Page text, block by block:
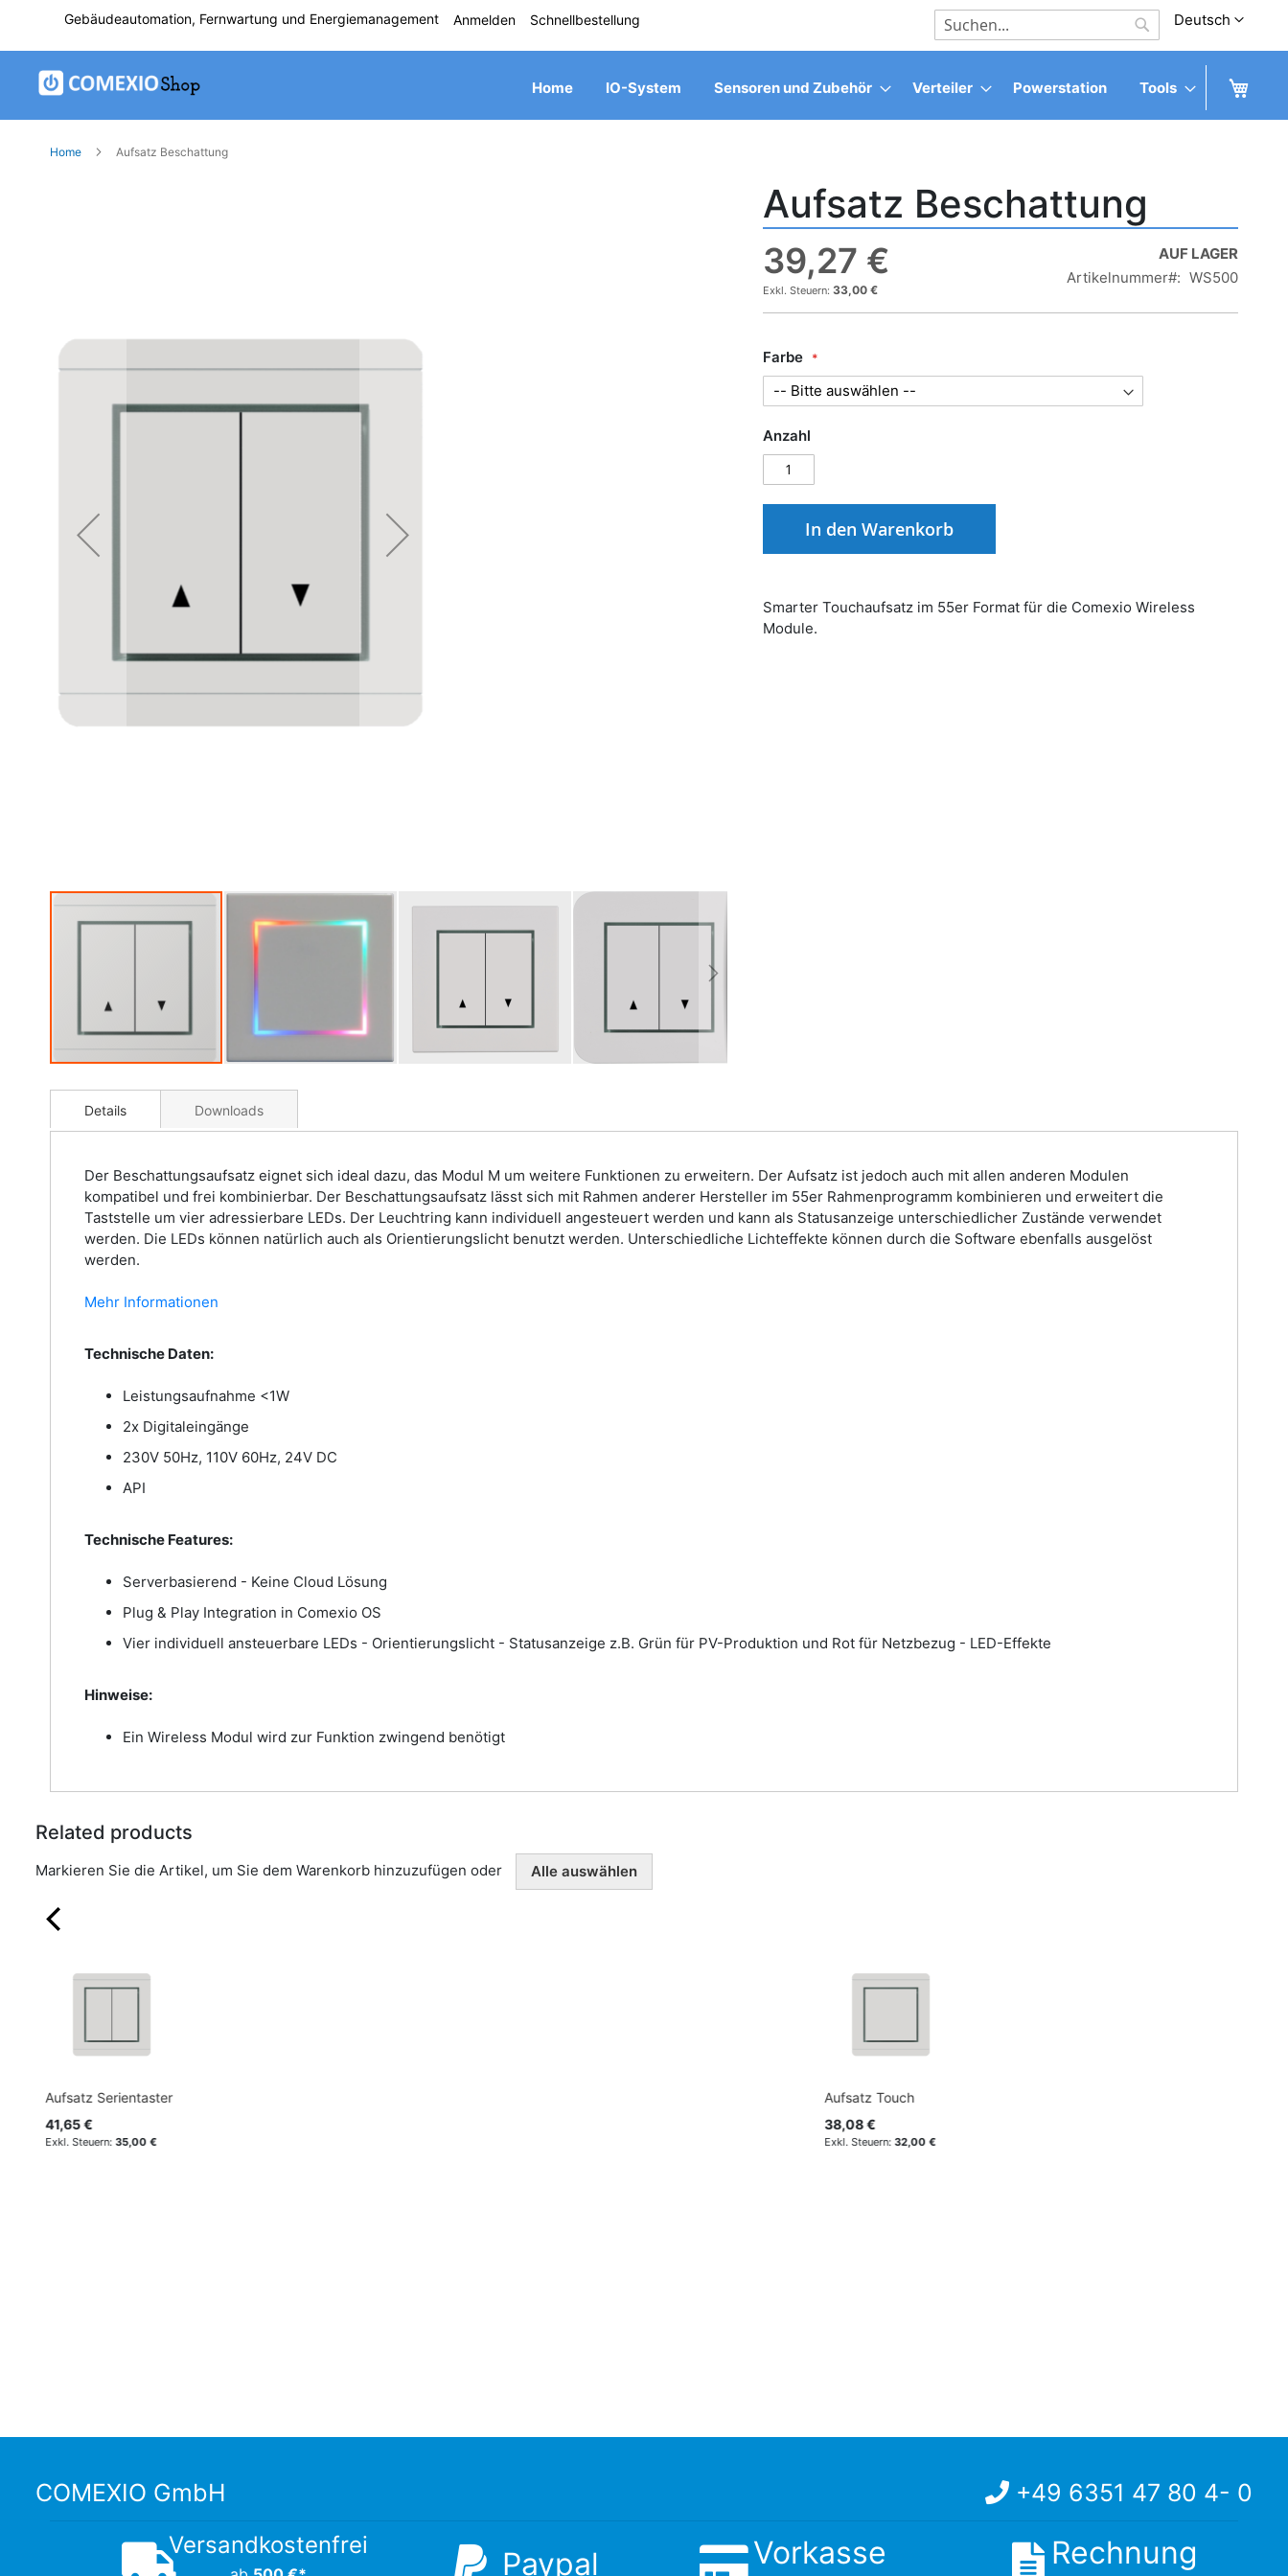
Direkt
Sprache
Deutsch
Gebäudeautomation, Fernwartung und Energiemanagement Anmelden Schnellbestellung
Suche Suche
Home IO-System Sensoren und Zubehör Verteiler Powerstation Tools
Home Aufsatz Beschattung
Anfang
Bildgalerie
springen
Aufsatz Beschattung
39,27 €
33,00 €
AUF LAGER
Artikelnummer
WS500
Farbe
Anzahl
In den Warenkorb
Smarter Touchaufsatz im 55er Format für die Comexio Wireless
Module.
Details
Der Beschattungsaufsatz eignet sich ideal dazu, das Modul M um weitere Funktionen zu erweitern. Der Aufsatz ist jedoch auch mit allen anderen Modulen
kompatibel und frei kombinierbar. Der Beschattungsaufsatz lässt sich mit Rahmen anderer Hersteller im 55er Rahmenprogramm kombinieren und erweitert die
Taststelle um vier adressierbare LEDs. Der Leuchtring kann individuell angesteuert werden und kann als Statusanzeige unterschiedlicher Zustände verwendet
werden. Die LEDs können natürlich auch als Orientierungslicht benutzt werden. Unterschiedliche Lichteffekte können durch die Software ebenfalls ausgelöst
werden.
Mehr Informationen
Technische Daten:
Leistungsaufnahme <1W
2x Digitaleingänge
230V 50Hz, 110V 60Hz, 24V DC
API
Technische Features:
Serverbasierend - Keine Cloud Lösung
Plug & Play Integration in Comexio OS
Vier individuell ansteuerbare LEDs - Orientierungslicht - Statusanzeige z.B. Grün für PV-Produktion und Rot für Netzbezug - LED-Effekte
Hinweise:
Ein Wireless Modul wird zur Funktion zwingend benötigt
Downloads
Related products
Markieren Sie die Artikel, um Sie dem Warenkorb hinzuzufügen oder Alle auswählen
Aufsatz Serientaster
41,65 €
35,00 €
Aufsatz Touch
38,08 €
32,00 €
COMEXIO GmbH +49 6351 47 80 4- 0
Versandkostenfrei Paypal Vorkasse Rechnung